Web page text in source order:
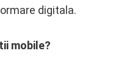
digitala.
mobile?